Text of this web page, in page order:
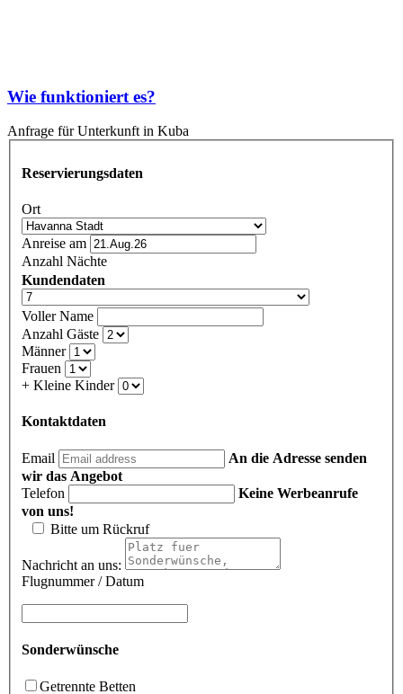
Wie funktioniert es?
Anfrage für Unterkunft in Kuba
Reservierungsdaten
Ort
Anreise am
Anzahl Nächte
Kundendaten
Voller Name
Anzahl Gäste
Männer
Frauen
+ Kleine Kinder
Kontaktdaten
Email
An die Adresse senden
wir das Angebot
Telefon
Keine Werbeanrufe
von uns!
Bitte um Rückruf
Nachricht an uns:
Flugnummer / Datum
Sonderwünsche
Getrennte Betten